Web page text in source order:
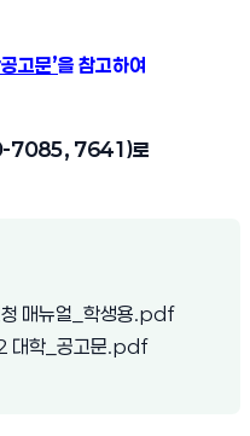
고문’을 참고하여
7085, 7641)로
매뉴얼_학생용.pdf(새 창 열
학_공고문.pdf(새 창 열림)